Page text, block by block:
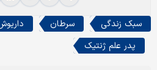
سبک زندگی سرطان
پدر علم ژنتیک